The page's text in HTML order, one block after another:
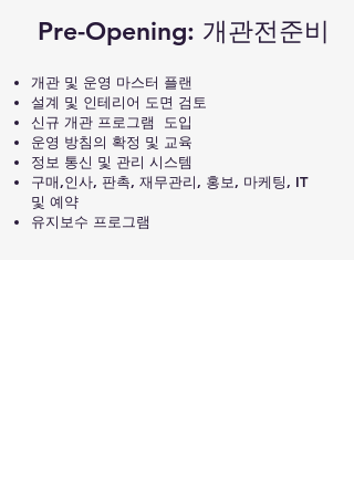
Pre-Opening: 개관전준비
개관 및 운영 마스터 플랜
설계 및 인테리어 도면 검토
신규 개관 프로그램 도입
운영 방침의 확정 및 교육
정보 통신 및 관리 시스템
구매,인사, 판촉, 재무관리, 홍보, 마케팅, IT
및 예약
유지보수 프로그램